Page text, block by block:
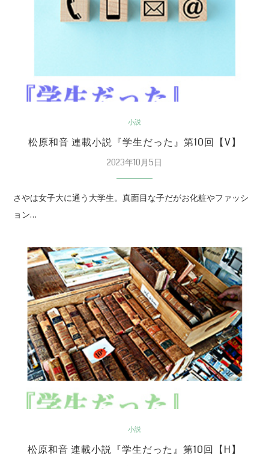
小説
松原和音 連載小説『学生だった』第10回【V】
2023年10月5日
さやは女子大に通う大学生。真面目な子だがお化粧やファッシ
ョン…
小説
松原和音 連載小説『学生だった』第10回【H】